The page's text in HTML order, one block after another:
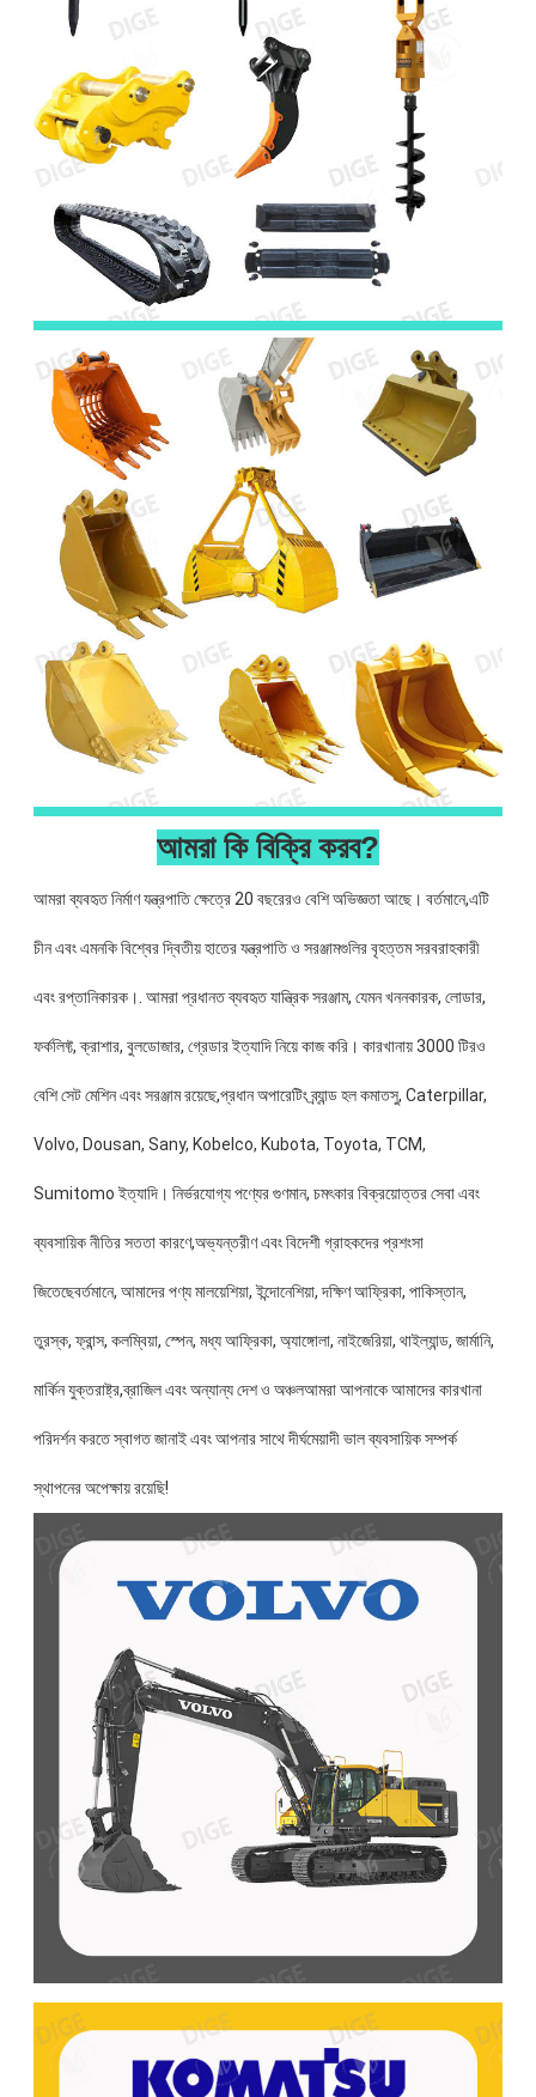
আমরা কি বিক্রি করব?
আমরা ব্যবহৃত নির্মাণ যন্ত্রপাতি ক্ষেত্রে 20 বছরেরও বেশি অভিজ্ঞতা আছে। বর্তমানে,এটি
চীন এবং এমনকি বিশ্বের দ্বিতীয় হাতের যন্ত্রপাতি ও সরঞ্জামগুলির বৃহত্তম সরবরাহকারী
এবং রপ্তানিকারক।. আমরা প্রধানত ব্যবহৃত যান্ত্রিক সরঞ্জাম, যেমন খননকারক, লোডার,
ফর্কলিফ্ট, ক্রাশার, বুলডোজার, গ্রেডার ইত্যাদি নিয়ে কাজ করি। কারখানায় 3000 টিরও
বেশি সেট মেশিন এবং সরঞ্জাম রয়েছে,প্রধান অপারেটিং ব্র্যান্ড হল কমাতসু, Caterpillar,
Volvo, Dousan, Sany, Kobelco, Kubota, Toyota, TCM,
Sumitomo ইত্যাদি। নির্ভরযোগ্য পণ্যের গুণমান, চমৎকার বিক্রয়োত্তর সেবা এবং
ব্যবসায়িক নীতির সততা কারণে,অভ্যন্তরীণ এবং বিদেশী গ্রাহকদের প্রশংসা
জিতেছেবর্তমানে, আমাদের পণ্য মালয়েশিয়া, ইন্দোনেশিয়া, দক্ষিণ আফ্রিকা, পাকিস্তান,
তুরস্ক, ফ্রান্স, কলম্বিয়া, স্পেন, মধ্য আফ্রিকা, অ্যাঙ্গোলা, নাইজেরিয়া, থাইল্যান্ড, জার্মানি,
মার্কিন যুক্তরাষ্ট্র,ব্রাজিল এবং অন্যান্য দেশ ও অঞ্চলআমরা আপনাকে আমাদের কারখানা
পরিদর্শন করতে স্বাগত জানাই এবং আপনার সাথে দীর্ঘমেয়াদী ভাল ব্যবসায়িক সম্পর্ক
স্থাপনের অপেক্ষায় রয়েছি!